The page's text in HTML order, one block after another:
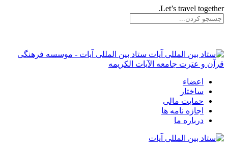
Let’s travel together.
ستاد بین المللی آیات - موسسه فرهنگی
قرآن و عترت جامعه الآیات الکریمه
اعضاء
ساختار
حمایت مالی
اجازه نامه ها
درباره ما